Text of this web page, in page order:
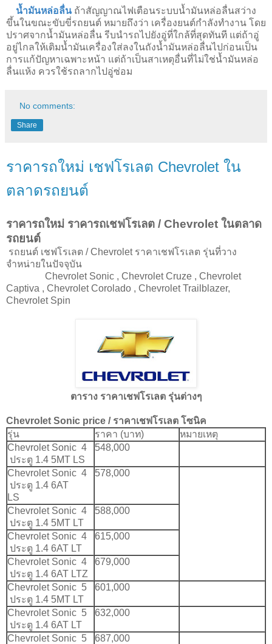
น้ำมันหล่อลื่น ถ้าสัญญาณไฟเตือนระบบน้ำมันหล่อลื่นสว่าง
ขึ้นในขณะขับขี่รถยนต์ หมายถึงว่า เครื่องยนต์กำลังทำงาน โดย
ปราศจากน้ำมันหล่อลื่น รีบนำรถไปยังอู่ที่ใกล้ที่สุดทันที แต่ถ้าอู่
อยู่ไกลให้เติมน้ำมันเครื่องใส่ลงในถังน้ำมันหล่อลื่นไปก่อนเป็น
การแก้ปัญหาเฉพาะหน้า แต่ถ้าเป็นสาเหตุอื่นที่ไม่ใช่น้ำมันหล่อ
ลื่นแห้ง ควรใช้รถลากไปอู่ซ่อม
No comments:
Share
ราคารถใหม่ เชฟโรเลต Chevrolet ใน
ตลาดรถยนต์
ราคารถใหม่ ราคารถเชฟโรเลต / Chevrolet ในตลาด
รถยนต์
รถยนต์ เชฟโรเลต / Chevrolet ราคาเชฟโรเลต รุ่นที่วาง
จำหน่ายในปัจจุบัน
Chevrolet Sonic , Chevrolet Cruze , Chevrolet
Captiva , Chevrolet Corolado , Chevrolet Trailblazer,
Chevrolet Spin
ตาราง ราคาเชฟโรเลต รุ่นต่างๆ
Chevrolet Sonic price / ราคาเชฟโรเลต โซนิค
รุ่น
ราคา (บาท)
หมายเหตุ
Chevrolet Sonic 4
ประตู 1.4 5MT LS
548,000
Chevrolet Sonic 4
ประตู 1.4 6AT
LS
578,000
Chevrolet Sonic 4
ประตู 1.4 5MT LT
588,000
Chevrolet Sonic 4
ประตู 1.4 6AT LT
615,000
Chevrolet Sonic 4
ประตู 1.4 6AT LTZ
679,000
Chevrolet Sonic 5
ประตู 1.4 5MT LT
601,000
Chevrolet Sonic 5
ประตู 1.4 6AT LT
632,000
Chevrolet Sonic 5
687,000